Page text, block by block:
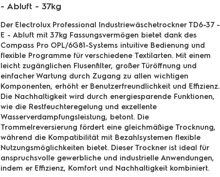
- Abluft - 37kg
Der Electrolux Professional Industriewäschetrockner TD6-37 -
E - Abluft mit 37kg Fassungsvermögen bietet dank des
Compass Pro OPL/6G81-Systems intuitive Bedienung und
flexible Programme für verschiedene Textilarten. Mit einem
leicht zugänglichen Flusenfilter, großer Türöffnung und
einfacher Wartung durch Zugang zu allen wichtigen
Komponenten, erhöht er Benutzerfreundlichkeit und Effizienz.
Die Nachhaltigkeit wird durch energiesparende Funktionen,
wie die Restfeuchteregelung und exzellente
Wasserverdampfungsleistung, betont. Die
Trommelreversierung fördert eine gleichmäßige Trocknung,
während die Kompatibilität mit Bezahlsystemen flexible
Nutzungsmöglichkeiten bietet. Dieser Trockner ist ideal für
anspruchsvolle gewerbliche und industrielle Anwendungen,
indem er Effizienz, Komfort und Nachhaltigkeit kombiniert.